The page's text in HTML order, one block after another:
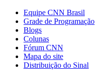
Equipe CNN Brasil
Grade de Programação
Blogs
Colunas
Fórum CNN
Mapa do site
Distribuição do Sinal